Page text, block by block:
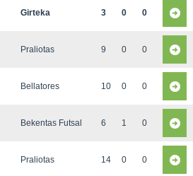
Girteka 3 0 0
Praliotas 9 0 0
Bellatores 10 0 0
Bekentas Futsal 6 1 0
Praliotas 14 0 0